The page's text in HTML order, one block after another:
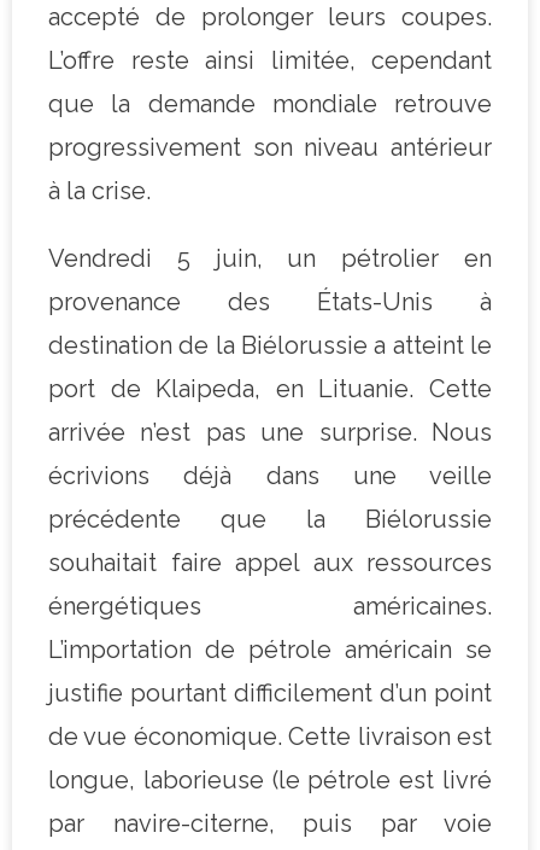
accepté de prolonger leurs coupes.
L’offre reste ainsi limitée, cependant
que la demande mondiale retrouve
progressivement son niveau antérieur
à la crise.
Vendredi 5 juin, un pétrolier en
provenance des États-Unis à
destination de la Biélorussie a atteint le
port de Klaipeda, en Lituanie. Cette
arrivée n’est pas une surprise. Nous
écrivions déjà dans une veille
précédente que la Biélorussie
souhaitait faire appel aux ressources
énergétiques américaines.
L’importation de pétrole américain se
justifie pourtant difficilement d’un point
de vue économique. Cette livraison est
longue, laborieuse (le pétrole est livré
par navire-citerne, puis par voie